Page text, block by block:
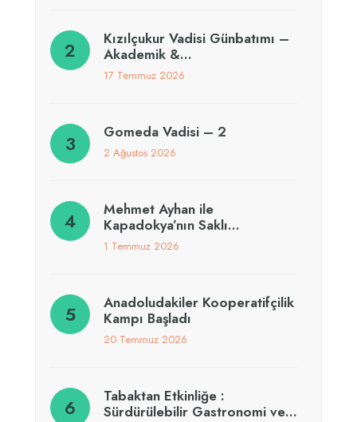
Kızılçukur Vadisi Günbatımı –
Akademik &…
17 Temmuz 2026
Gomeda Vadisi – 2
2 Ağustos 2026
Mehmet Ayhan ile
Kapadokya’nın Saklı…
1 Temmuz 2026
Anadoludakiler Kooperatifçilik
Kampı Başladı
20 Temmuz 2026
Tabaktan Etkinliğe :
Sürdürülebilir Gastronomi ve…